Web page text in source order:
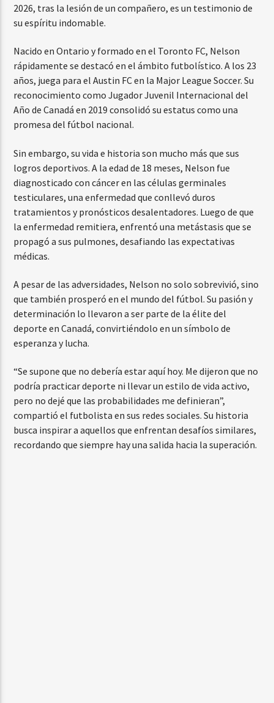
2026, tras la lesión de un compañero, es un testimonio de
su espíritu indomable.
Nacido en Ontario y formado en el Toronto FC, Nelson
rápidamente se destacó en el ámbito futbolístico. A los 23
años, juega para el Austin FC en la Major League Soccer. Su
reconocimiento como Jugador Juvenil Internacional del
Año de Canadá en 2019 consolidó su estatus como una
promesa del fútbol nacional.
Sin embargo, su vida e historia son mucho más que sus
logros deportivos. A la edad de 18 meses, Nelson fue
diagnosticado con cáncer en las células germinales
testiculares, una enfermedad que conllevó duros
tratamientos y pronósticos desalentadores. Luego de que
la enfermedad remitiera, enfrentó una metástasis que se
propagó a sus pulmones, desafiando las expectativas
médicas.
A pesar de las adversidades, Nelson no solo sobrevivió, sino
que también prosperó en el mundo del fútbol. Su pasión y
determinación lo llevaron a ser parte de la élite del
deporte en Canadá, convirtiéndolo en un símbolo de
esperanza y lucha.
“Se supone que no debería estar aquí hoy. Me dijeron que no
podría practicar deporte ni llevar un estilo de vida activo,
pero no dejé que las probabilidades me definieran”,
compartió el futbolista en sus redes sociales. Su historia
busca inspirar a aquellos que enfrentan desafíos similares,
recordando que siempre hay una salida hacia la superación.